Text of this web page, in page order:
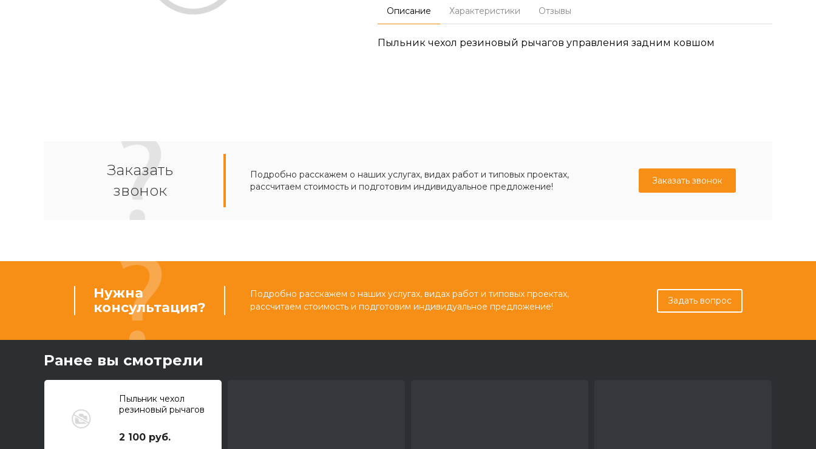
Описание Характеристики Отзывы
Пыльник чехол резиновый рычагов управления задним ковшом
Заказать
звонок
Подробно расскажем о наших услугах, видах работ и типовых проектах,
рассчитаем стоимость и подготовим индивидуальное предложение!
Заказать звонок
Нужна
консультация?
Подробно расскажем о наших услугах, видах работ и типовых проектах,
рассчитаем стоимость и подготовим индивидуальное предложение!
Задать вопрос
Ранее вы смотрели
Пыльник чехол
резиновый рычагов
ковшом
2 100 руб.